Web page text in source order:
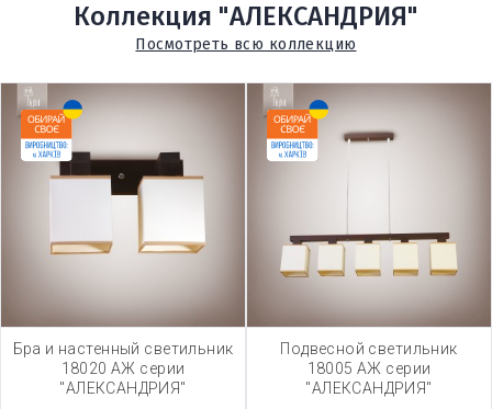
Коллекция "АЛЕКСАНДРИЯ"
Посмотреть всю коллекцию
Бра и настенный светильник
18020 АЖ серии
"АЛЕКСАНДРИЯ"
Подвесной светильник
18005 АЖ серии
"АЛЕКСАНДРИЯ"